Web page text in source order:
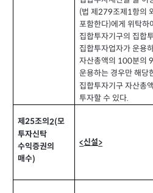
(법 제279조제 1항의
포함한다)에게 위탁하
집합투자기구의 집합
집합투자업자가 운용
자산총액의 100분의
운용하는 경우만 해당
집합투자기구 자산총
투자할 수 있다.
제25조의2(모
투자신탁
수익증권의
매수)
<신설>